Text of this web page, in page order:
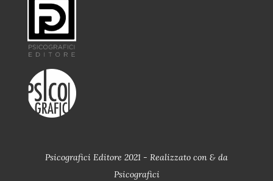
Psicografici Editore 2021 - Realizzato con & da
Psicografici